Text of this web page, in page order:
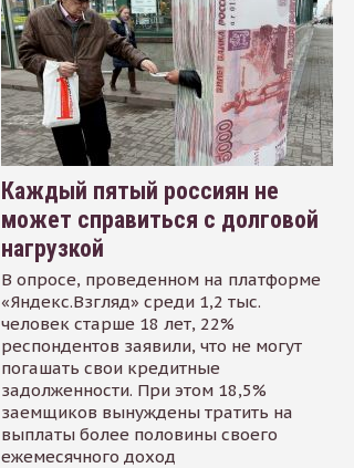
Каждый пятый россиян не
может справиться с долговой
нагрузкой
В опросе, проведенном на платформе
«Яндекс.Взгляд» среди 1,2 тыс.
человек старше 18 лет, 22%
респондентов заявили, что не могут
погашать свои кредитные
задолженности. При этом 18,5%
заемщиков вынуждены тратить на
выплаты более половины своего
ежемесячного доход